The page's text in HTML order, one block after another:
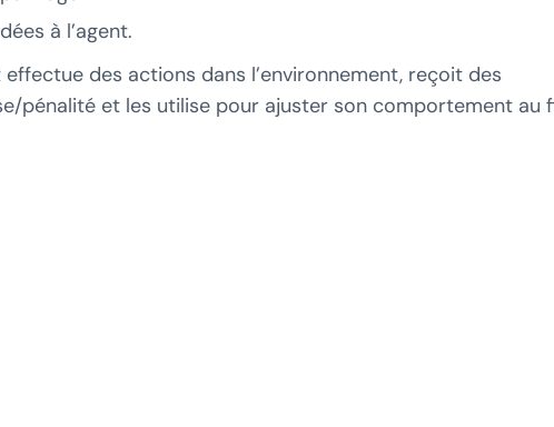
à l’agent.
des actions dans l’environnement, reçoit des
pénalité et les utilise pour ajuster son comportement au